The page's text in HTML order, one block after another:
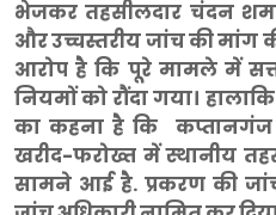
भेजकर तहसीलदार चंदन
और उच्चस्तरीय जांच की मांग
आरोप है कि पूरे मामले में
नियमों को रौंदा गया।
का कहना है कि
खरीद-फरोख्त में स्थानीय
सामने आई है. प्रकरण की